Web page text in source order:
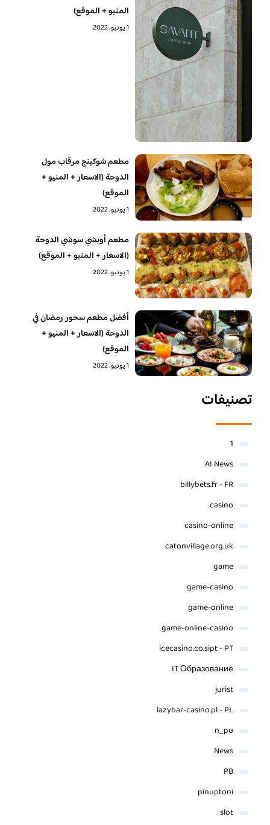
المنيو + الموقع)
1 يونيو، 2022
مطعم شوكينج مرقاب مول
الدوحة (الاسعار + المنيو +
الموقع)
1 يونيو، 2022
مطعم أويشي سوشي الدوحة
(الاسعار + المنيو + الموقع)
1 يونيو، 2022
أفضل مطعم سحور رمضان في
الدوحة (الاسعار + المنيو +
الموقع)
1 يونيو، 2022
تصنيفات
1
AI News
billybets.fr - FR
casino
casino-online
catonvillage.org.uk
game
game-casino
game-online
game-online-casino
icecasino.co.sipt - PT
IT Образование
jurist
lazybar-casino.pl - PL
n_pu
News
PB
pinuptoni
slot